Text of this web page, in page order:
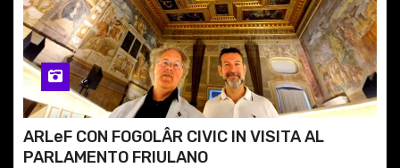
ARLeF CON FOGOLÂR CIVIC IN VISITA AL
PARLAMENTO FRIULANO